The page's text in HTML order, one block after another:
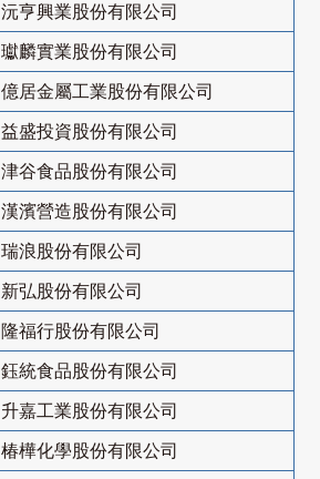
沅亨興業股份有限公司
瓛麟實業股份有限公司
億居金屬工業股份有限公司
益盛投資股份有限公司
津谷食品股份有限公司
漢濱營造股份有限公司
瑞浪股份有限公司
新弘股份有限公司
隆福行股份有限公司
鈺統食品股份有限公司
升嘉工業股份有限公司
椿樺化學股份有限公司